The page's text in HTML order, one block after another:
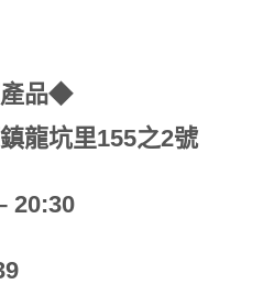
品◆
龍坑里155之2號
20:30